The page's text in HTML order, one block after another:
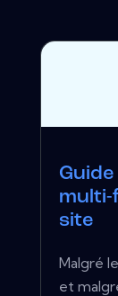
multi-
site
Malgré
et